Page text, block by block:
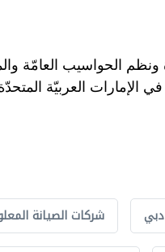
ونظم الحواسيب العامّة
العربيّة
شركات الصيانة